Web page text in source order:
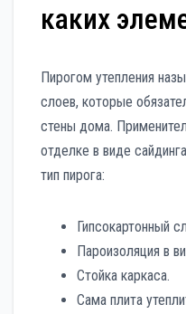
каких
Пирогом утепления
слоев, которые
стены дома.
отделке в виде
тип пирога:
Гипсокартонный
Пароизоляция в
Стойка каркаса.
Сама плита